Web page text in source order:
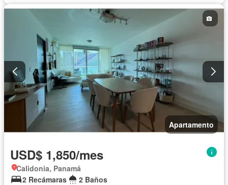
Apartamento
USD$ 1,850/mes
Calidonia, Panamá
2 Recámaras
2 Baños